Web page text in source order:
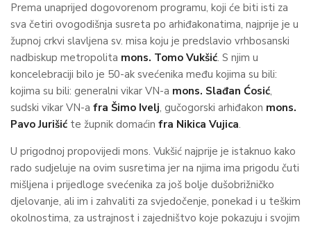
Prema unaprijed dogovorenom programu, koji će biti isti za
sva četiri ovogodišnja susreta po arhiđakonatima, najprije je u
župnoj crkvi slavljena sv. misa koju je predslavio vrhbosanski
nadbiskup metropolita mons. Tomo Vukšić. S njim u
koncelebraciji bilo je 50-ak svećenika među kojima su bili:
kojima su bili: generalni vikar VN-a mons. Slađan Ćosić,
sudski vikar VN-a fra Šimo Ivelj, gučogorski arhiđakon mons.
Pavo Jurišić te župnik domaćin fra Nikica Vujica.
U prigodnoj propovijedi mons. Vukšić najprije je istaknuo kako
rado sudjeluje na ovim susretima jer na njima ima prigodu čuti
mišljena i prijedloge svećenika za još bolje dušobrižničko
djelovanje, ali im i zahvaliti za svjedočenje, ponekad i u teškim
okolnostima, za ustrajnost i zajedništvo koje pokazuju i svojim